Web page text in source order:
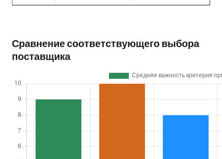
Сравнение соответствующего выбора
поставщика